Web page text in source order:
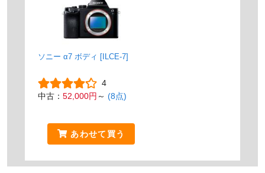
ソニー α7 ボディ [ILCE-7]
4
中古： 52,000円 ～ (8点)
あわせて買う